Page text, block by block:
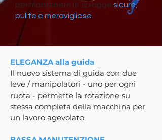
per mantenere le spiagge sicure,
pulite e meravigliose.
ELEGANZA alla guida
Il nuovo sistema di guida con due
leve / manipolatori - uno per ogni
ruota - permette la rotazione su
stessa completa della macchina per
un lavoro agevolato.